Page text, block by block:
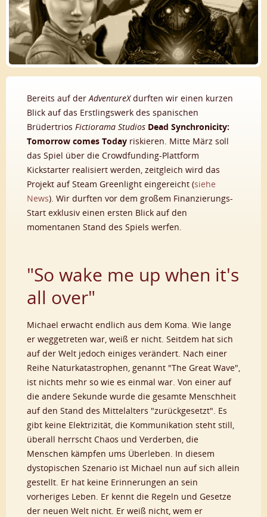
Bereits auf derAdventureXdurften wir einen kurzen
Blick auf das Erstlingswerk des spanischen
Brüdertrios Fictiorama Studios Dead Synchronicity:
Tomorrow comes Today riskieren. Mitte März soll
das Spiel über die Crowdfunding-Plattform
Kickstarter realisiert werden, zeitgleich wird das
Projekt auf Steam Greenlight eingereicht (siehe
News). Wir durften vor dem großem Finanzierungs-
Start exklusiv einen ersten Blick auf den
momentanen Stand des Spiels werfen.
"So wake me up when it's
all over"
Michael erwacht endlich aus dem Koma. Wie lange
er weggetreten war, weiß er nicht. Seitdem hat sich
auf der Welt jedoch einiges verändert. Nach einer
Reihe Naturkatastrophen, genannt "The Great Wave",
ist nichts mehr so wie es einmal war. Von einer auf
die andere Sekunde wurde die gesamte Menschheit
auf den Stand des Mittelalters "zurückgesetzt". Es
gibt keine Elektrizität, die Kommunikation steht still,
überall herrscht Chaos und Verderben, die
Menschen kämpfen ums Überleben. In diesem
dystopischen Szenario ist Michael nun auf sich allein
gestellt. Er hat keine Erinnerungen an sein
vorheriges Leben. Er kennt die Regeln und Gesetze
der neuen Welt nicht. Er weiß nicht, wem er